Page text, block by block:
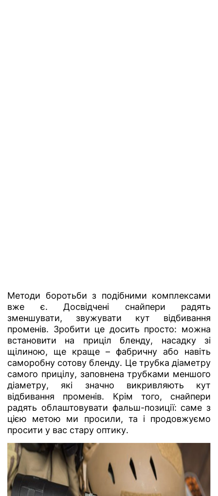
Методи боротьби з подібними комплексами
вже є. Досвідчені снайпери радять
зменшувати, звужувати кут відбивання
променів. Зробити це досить просто: можна
встановити на приціл бленду, насадку зі
щілиною, ще краще – фабричну або навіть
саморобну сотову бленду. Це трубка діаметру
самого прицілу, заповнена трубками меншого
діаметру, які значно викривляють кут
відбивання променів. Крім того, снайпери
радять облаштовувати фальш-позиції: саме з
цією метою ми просили, та і продовжуємо
просити у вас стару оптику.